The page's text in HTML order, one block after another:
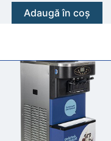
Adaugă în coș